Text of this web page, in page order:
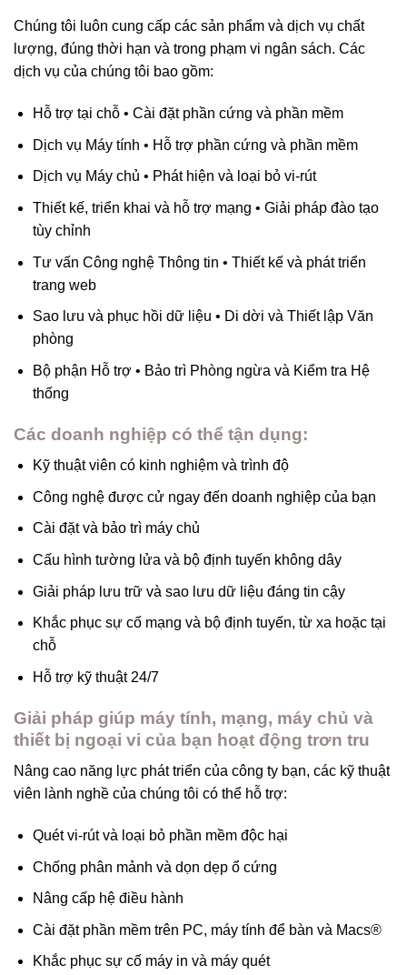
Chúng tôi luôn cung cấp các sản phẩm và dịch vụ chất
lượng, đúng thời hạn và trong phạm vi ngân sách. Các
dịch vụ của chúng tôi bao gồm:
Hỗ trợ tại chỗ • Cài đặt phần cứng và phần mềm
Dịch vụ Máy tính • Hỗ trợ phần cứng và phần mềm
Dịch vụ Máy chủ • Phát hiện và loại bỏ vi-rút
Thiết kế, triển khai và hỗ trợ mạng • Giải pháp đào tạo
tùy chỉnh
Tư vấn Công nghệ Thông tin • Thiết kế và phát triển
trang web
Sao lưu và phục hồi dữ liệu • Di dời và Thiết lập Văn
phòng
Bộ phận Hỗ trợ • Bảo trì Phòng ngừa và Kiểm tra Hệ
thống
Các doanh nghiệp có thể tận dụng:
Kỹ thuật viên có kinh nghiệm và trình độ
Công nghệ được cử ngay đến doanh nghiệp của bạn
Cài đặt và bảo trì máy chủ
Cấu hình tường lửa và bộ định tuyến không dây
Giải pháp lưu trữ và sao lưu dữ liệu đáng tin cậy
Khắc phục sự cố mạng và bộ định tuyến, từ xa hoặc tại
chỗ
Hỗ trợ kỹ thuật 24/7
Giải pháp giúp máy tính, mạng, máy chủ và
thiết bị ngoại vi của bạn hoạt động trơn tru
Nâng cao năng lực phát triển của công ty bạn, các kỹ thuật
viên lành nghề của chúng tôi có thể hỗ trợ:
Quét vi-rút và loại bỏ phần mềm độc hại
Chống phân mảnh và dọn dẹp ổ cứng
Nâng cấp hệ điều hành
Cài đặt phần mềm trên PC, máy tính để bàn và Macs®
Khắc phục sự cố máy in và máy quét